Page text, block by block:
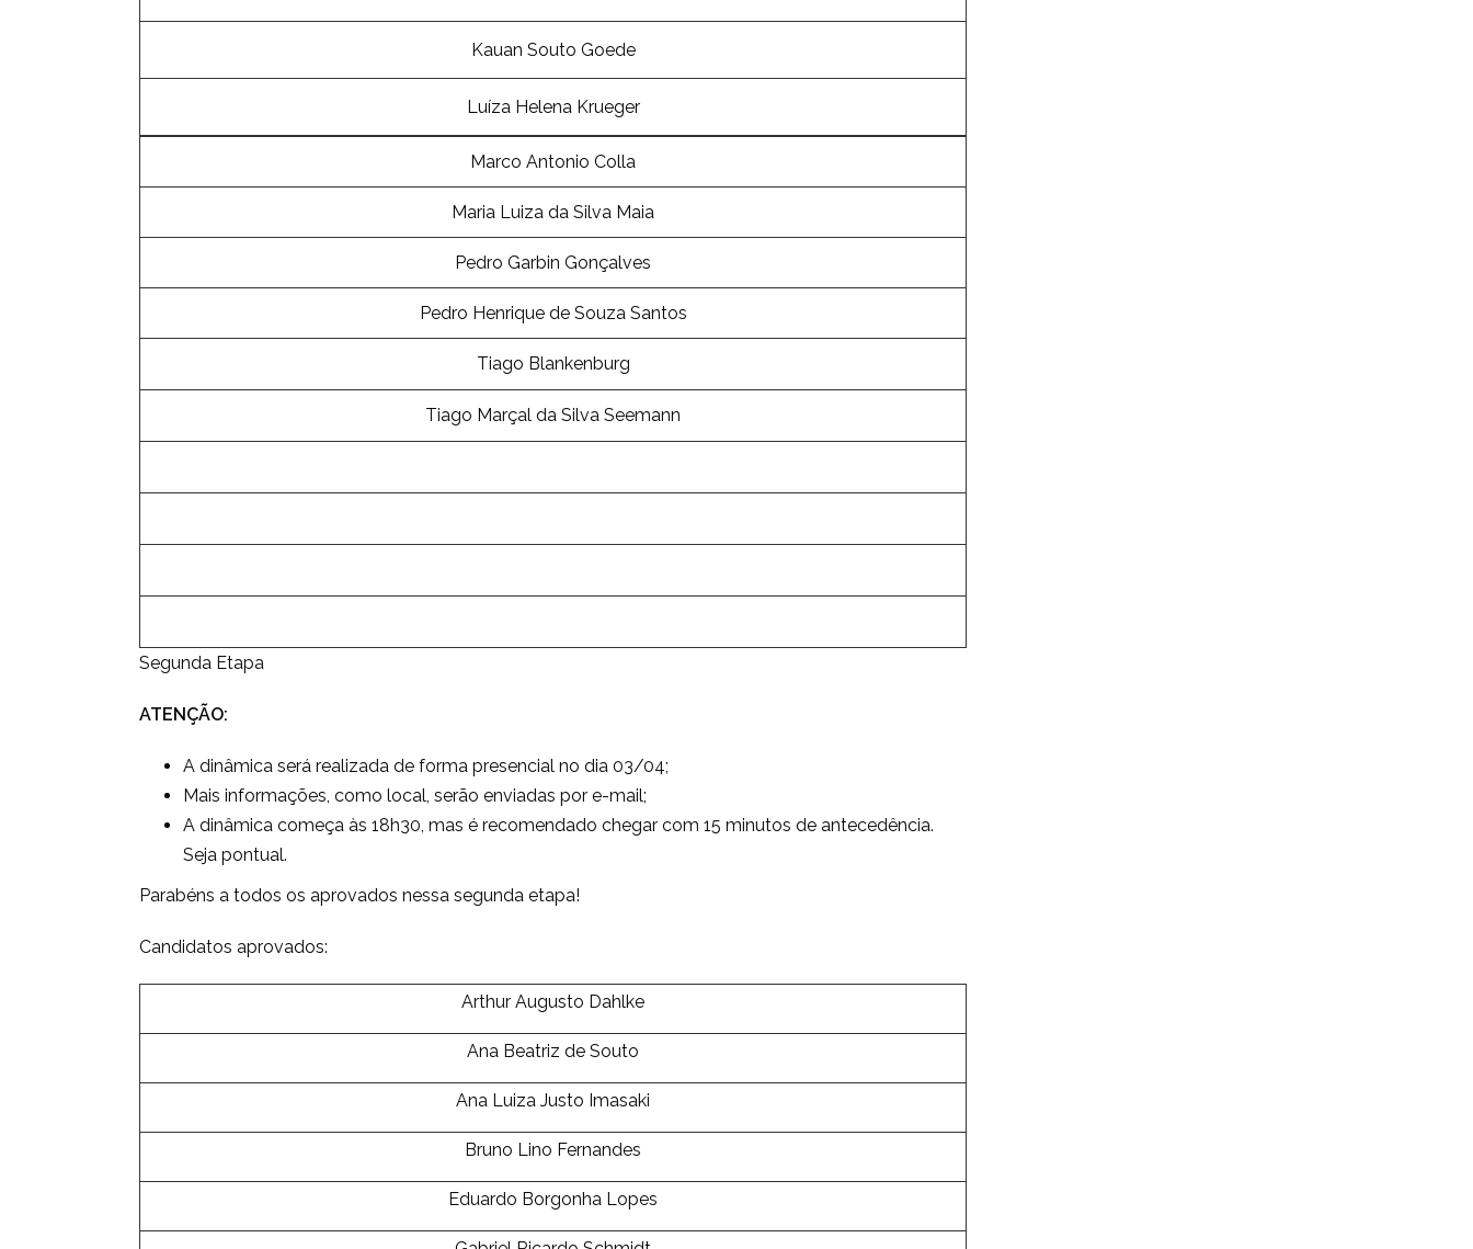
Kauan Souto Goede
Luíza Helena Krueger
Marco Antonio Colla
Maria Luiza da Silva Maia
Pedro Garbin Gonçalves
Pedro Henrique de Souza Santos
Tiago Blankenburg
Tiago Marçal da Silva Seemann
Segunda Etapa
ATENÇÃO:
A dinâmica será realizada de forma presencial no dia 03/04;
Mais informações, como local, serão enviadas por e-mail;
A dinâmica começa às 18h30, mas é recomendado chegar com 15 minutos de antecedência.
Seja pontual.
Parabéns a todos os aprovados nessa segunda etapa!
Candidatos aprovados:
Arthur Augusto Dahlke
Ana Beatriz de Souto
Ana Luiza Justo Imasaki
Bruno Lino Fernandes
Eduardo Borgonha Lopes